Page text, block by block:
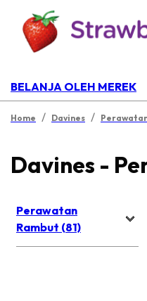
BELANJA OLEH MEREK
Home / Davines /
Davines -
Perawatan
Rambut (81)